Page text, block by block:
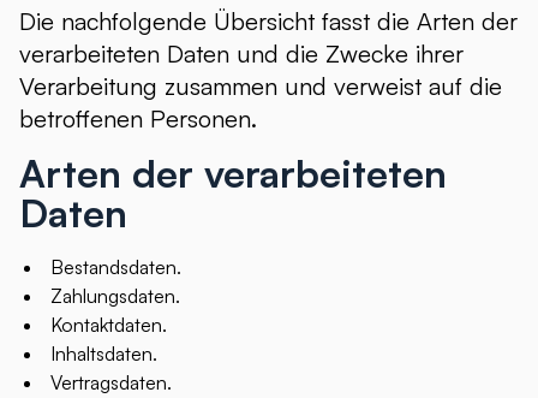
Die nachfolgende Übersicht fasst die Arten der
verarbeiteten Daten und die Zwecke ihrer
Verarbeitung zusammen und verweist auf die
betroffenen Personen.
Arten der verarbeiteten
Daten
Bestandsdaten.
Zahlungsdaten.
Kontaktdaten.
Inhaltsdaten.
Vertragsdaten.